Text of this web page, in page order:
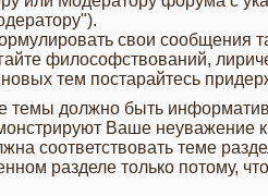
свои сообщения
философствований,
тем постарайтесь
темы должно быть
Ваше неуважение
соответствовать теме
разделе только потому,